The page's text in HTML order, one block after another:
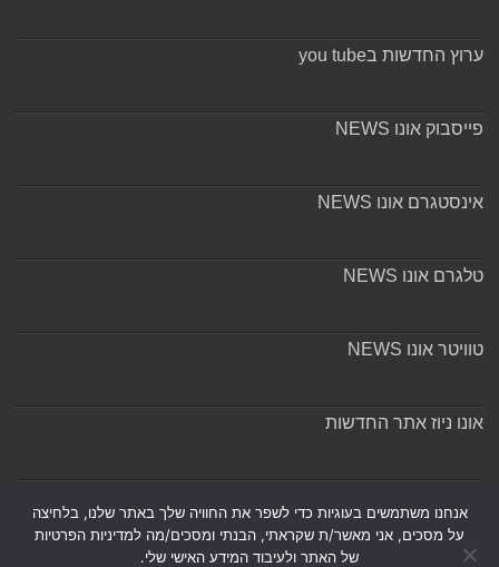
ערוץ החדשות בyou tube
פייסבוק אונו NEWS
אינסטגרם אונו NEWS
טלגרם אונו NEWS
טוויטר אונו NEWS
אונו ניוז אתר החדשות
אנחנו משתמשים בעוגיות כדי לשפר את החוויה שלך באתר שלנו, בלחיצה
על מסכים, אני מאשר/ת שקראתי, הבנתי ומסכים/מה למדיניות הפרטיות
של האתר ולעיבוד המידע האישי שלי.